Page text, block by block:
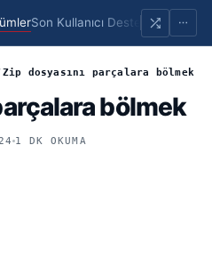
Son Kullanıcı Destek Portfolio
Zip dosyasını parçalara bölmek
bölmek
1 DK OKUMA